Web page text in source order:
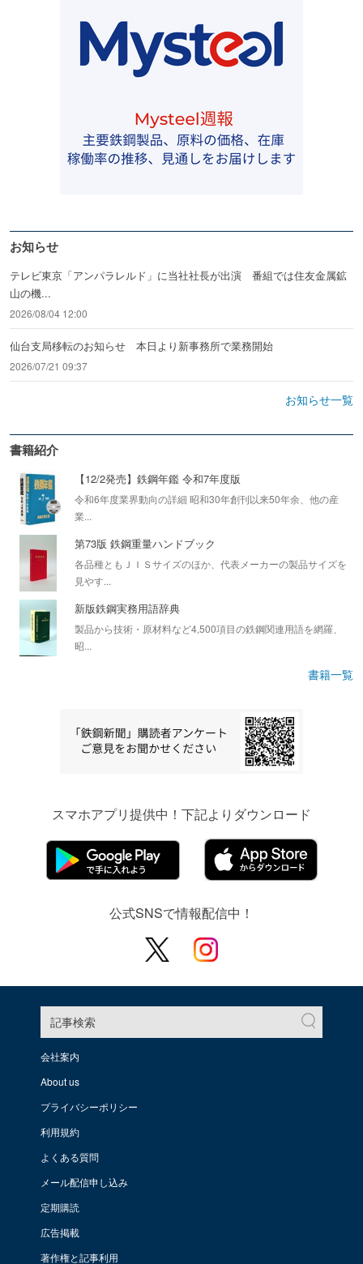
お知らせ
テレビ東京「アンパラレルド」に当社社長が出演 番組では住友金属鉱
山の機...
2026/08/04 12:00
仙台支局移転のお知らせ 本日より新事務所で業務開始
2026/07/21 09:37
お知らせ一覧
書籍紹介
【12/2発売】鉄鋼年鑑 令和7年度版
令和6年度業界動向の詳細 昭和30年創刊以来50年余、他の産
業...
第73版 鉄鋼重量ハンドブック
各品種ともＪＩＳサイズのほか、代表メーカーの製品サイズを
見やす...
新版鉄鋼実務用語辞典
製品から技術・原材料など4,500項目の鉄鋼関連用語を網羅、
昭...
書籍一覧
スマホアプリ提供中！下記よりダウンロード
公式SNSで情報配信中！
記事検索
会社案内
About us
プライバシーポリシー
利用規約
よくある質問
メール配信申し込み
定期購読
広告掲載
著作権と記事利用